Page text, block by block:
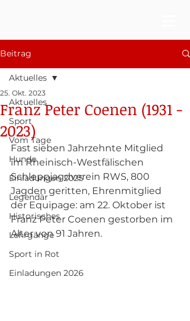
Beitrag
Aktuelles
Sport
Vom Tage
Hunde
Einladungen 2025
Legendär
Historisches
Lehrgänge
Sport in Rot
Einladungen 2026
Aktuelles
Franz Peter Coenen (1931 -
2023)
25. Okt. 2023
Fast sieben Jahrzehnte Mitglied
im Rheinisch-Westfälischen
Schleppjagdverein RWS, 800
Jagden geritten, Ehrenmitglied
der Equipage: am 22. Oktober ist
Franz Peter Coenen gestorben im
Alter von 91 Jahren.